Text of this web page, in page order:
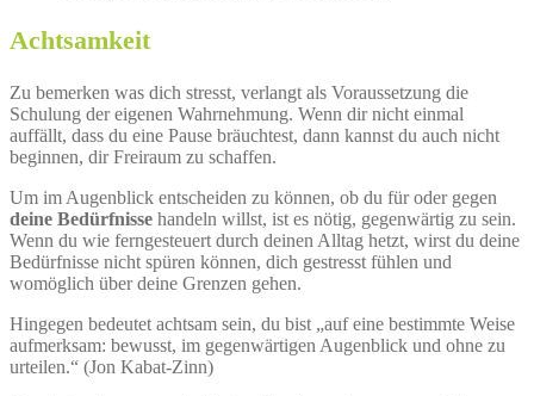
Achtsamkeit
Zu bemerken was dich stresst, verlangt als Voraussetzung die
Schulung der eigenen Wahrnehmung. Wenn dir nicht einmal
auffällt, dass du eine Pause bräuchtest, dann kannst du auch nicht
beginnen, dir Freiraum zu schaffen.
Um im Augenblick entscheiden zu können, ob du für oder gegen
deine Bedürfnisse handeln willst, ist es nötig, gegenwärtig zu sein.
Wenn du wie ferngesteuert durch deinen Alltag hetzt, wirst du deine
Bedürfnisse nicht spüren können, dich gestresst fühlen und
womöglich über deine Grenzen gehen.
Hingegen bedeutet achtsam sein, du bist „auf eine bestimmte Weise
aufmerksam: bewusst, im gegenwärtigen Augenblick und ohne zu
urteilen.“ (Jon Kabat-Zinn)